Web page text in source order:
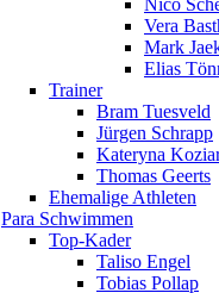
Vera
Mark
Elias
Trainer
Bram Tuesveld
Jürgen Schrapp
Kateryna
Thomas Geerts
Ehemalige Athleten
Para Schwimmen
Top-Kader
Taliso Engel
Tobias Pollap